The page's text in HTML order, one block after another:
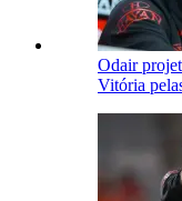
Odair
Vitória